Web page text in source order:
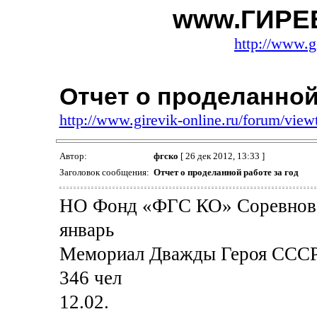
http://
Отчет о
http://www.girevik-online.ru/forum/
Автор: фгско [ 26 дек 2012, 13:33 ]
Заголовок сообщения: Отчет о проделанной работе за год
НО Фонд «ФГС КО»
январь
Мемориал Дважды Героя
346 чел
12.02.